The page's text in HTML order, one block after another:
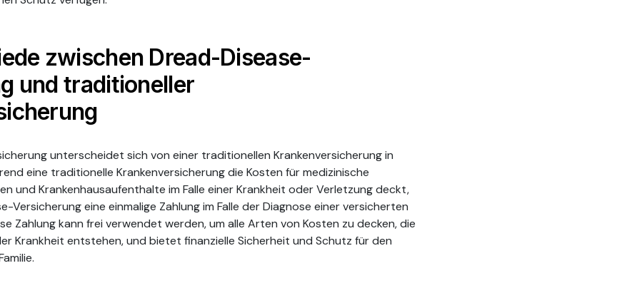
zwischen Dread-Disease-
und traditioneller
unterscheidet sich von einer traditionellen Krankenversicherung in
eine traditionelle Krankenversicherung die Kosten für medizinische
und Krankenhausaufenthalte im Falle einer Krankheit oder Verletzung deckt,
Versicherung eine einmalige Zahlung im Falle der Diagnose einer versicherten
Zahlung kann frei verwendet werden, um alle Arten von Kosten zu decken, die
Krankheit entstehen, und bietet finanzielle Sicherheit und Schutz für den